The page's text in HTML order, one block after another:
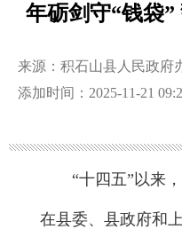
年砺剑守“钱袋
来源：积石山县人民政府
添加时间：2025-11-21
“十四五”以来
在县委、县政府和